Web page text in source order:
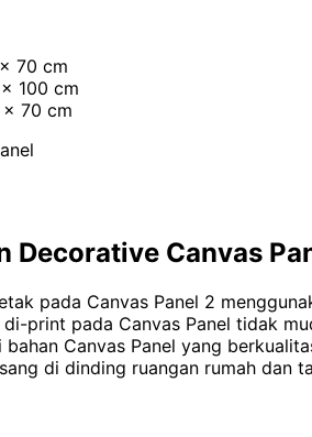
70 cm
100 cm
70 cm
Decorative Canvas
pada Canvas Panel 2
di-print pada Canvas Panel tidak
bahan Canvas Panel yang
di dinding ruangan rumah dan